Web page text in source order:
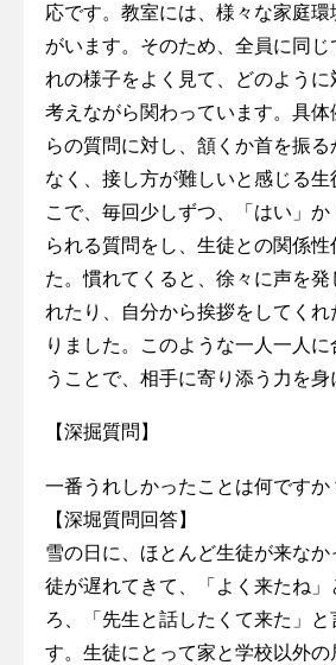
応です。教室には、様々な家庭
がいます。そのため、全員に同
れの様子をよく見て、どのよう
考えながら関わっています。具
らの質問に対し、頷くか首を振
なく、接し方が難しいと感じる
こで、毎回少しずつ、「はい」か
られる質問をし、生徒との関係性
た。慣れてくると、徐々に声を発
れたり、自分から挨拶をしてくれ
りました。このような一人一人
うことで、相手に寄り添う力を身
【深掘質問】
一番うれしかったことは何ですか
【深堀質問回答】
雪の日に、ほとんど生徒が来な
徒が遅れてきて、「よく来たね」
ろ、「先生と話したくて来た」
す。生徒にとって家と学校以外の